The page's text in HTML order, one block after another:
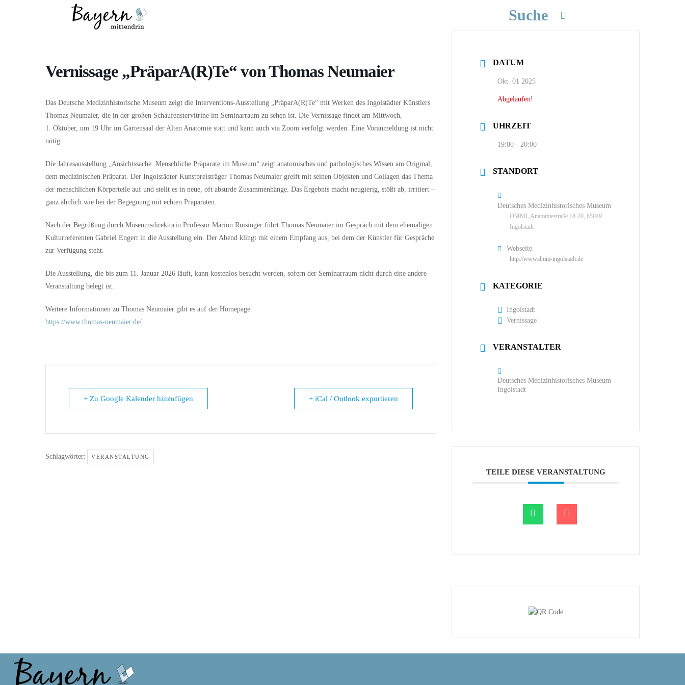
Suche
Vernissage „PräparA(R)Te“ von Thomas Neumaier
Das Deutsche Medizinhistorische Museum zeigt die Interventions-Ausstellung „PräparA(R)Te“ mit Werken des Ingolstädter Künstlers
Thomas Neumaier, die in der großen Schaufenstervitrine im Seminarraum zu sehen ist. Die Vernissage findet am Mittwoch,
1. Oktober, um 19 Uhr im Gartensaal der Alten Anatomie statt und kann auch via Zoom verfolgt werden. Eine Voranmeldung ist nicht
nötig.
Die Jahresausstellung „Ansichtssache. Menschliche Präparate im Museum“ zeigt anatomisches und pathologisches Wissen am Original,
dem medizinischen Präparat. Der Ingolstädter Kunstpreisträger Thomas Neumaier greift mit seinen Objekten und Collagen das Thema
der menschlichen Körperteile auf und stellt es in neue, oft absurde Zusammenhänge. Das Ergebnis macht neugierig, stößt ab, irritiert –
ganz ähnlich wie bei der Begegnung mit echten Präparaten.
Nach der Begrüßung durch Museumsdirektorin Professor Marion Ruisinger führt Thomas Neumaier im Gespräch mit dem ehemaligen
Kulturreferenten Gabriel Engert in die Ausstellung ein. Der Abend klingt mit einem Empfang aus, bei dem der Künstler für Gespräche
zur Verfügung steht.
Die Ausstellung, die bis zum 11. Januar 2026 läuft, kann kostenlos besucht werden, sofern der Seminarraum nicht durch eine andere
Veranstaltung belegt ist.
Weitere Informationen zu Thomas Neumaier gibt es auf der Homepage:
https://www.thomas-neumaier.de/
+ Zu Google Kalender hinzufügen + iCal / Outlook exportieren
Schlagwörter: VERANSTALTUNG
DATUM
Okt. 01 2025
Abgelaufen!
UHRZEIT
19:00 - 20:00
STANDORT
Deutsches Medizinhistorisches Museum
DMMI, Anatomiestraße 18-20, 85049
Ingolstadt
Webseite
http://www.dmm-ingolstadt.de
KATEGORIE
Ingolstadt
Vernissage
VERANSTALTER
Deutsches Medizinhistorisches Museum
Ingolstadt
TEILE DIESE VERANSTALTUNG